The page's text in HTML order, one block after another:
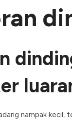
nampak kecil,